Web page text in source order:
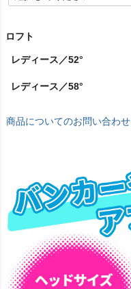
ロフト
レディース／52°
レディース／58°
商品についてのお問い合わせ